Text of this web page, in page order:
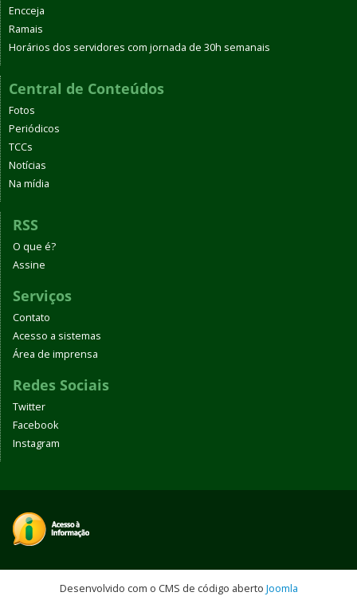
Encceja
Ramais
Horários dos servidores com jornada de 30h semanais
Central de Conteúdos
Fotos
Periódicos
TCCs
Notícias
Na mídia
RSS
O que é?
Assine
Serviços
Contato
Acesso a sistemas
Área de imprensa
Redes Sociais
Twitter
Facebook
Instagram
Desenvolvido com o CMS de código aberto Joomla